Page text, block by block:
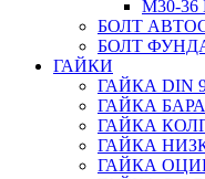
М30-36
БОЛТ
БОЛТ
ГАЙКИ
ГАЙКА DIN
ГАЙКА
ГАЙКА
ГАЙКА
ГАЙКА